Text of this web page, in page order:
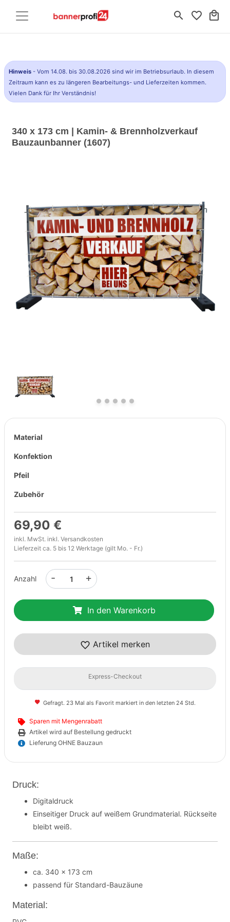
search favorite_border local_mall
Hinweis - Vom 14.08. bis 30.08.2026 sind wir im Betriebsurlaub. In diesem
Zeitraum kann es zu längeren Bearbeitungs- und Lieferzeiten kommen.
Vielen Dank für Ihr Verständnis!
340 x 173 cm | Kamin- & Brennholzverkauf
Bauzaunbanner (1607)
Previous Next
Material
Konfektion
Pfeil
Zubehör
69,90 €
inkl. MwSt. inkl. Versandkosten
Lieferzeit ca. 5 bis 12 Werktage (gilt Mo. - Fr.)
Anzahl +
-
In den Warenkorb
Artikel merken
Express-Checkout
Gefragt. 23 Mal als Favorit markiert in den letzten 24 Std.
Sparen mit Mengenrabatt
Artikel wird auf Bestellung gedruckt
Lieferung OHNE Bauzaun
Druck:
Digitaldruck
Einseitiger Druck auf weißem Grundmaterial. Rückseite
bleibt weiß.
Maße:
ca. 340 x 173 cm
passend für Standard-Bauzäune
Material: